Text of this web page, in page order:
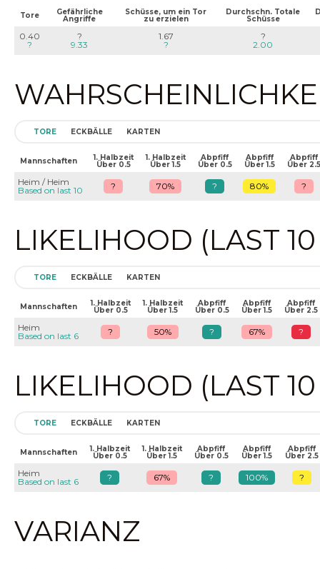
Tore Gefährliche
Angriffe
Schüsse, um ein Tor
zu erzielen
Durchschn. Totale
Schüsse
0.40
?
?
9.33
1.67
?
?
2.00
TORE ECKBÄLLE KARTEN
Mannschaften 1. Halbzeit
Über 0.5
1. Halbzeit
Über 1.5
Abpfiff
Über 0.5
Abpfiff
Über 1.5
Abpfiff
Über 2.5
Heim / Heim
Based on last 10
? 70% ? 80% ?
LIKELIHOOD (LAST
TORE ECKBÄLLE KARTEN
Mannschaften 1. Halbzeit
Über 0.5
1. Halbzeit
Über 1.5
Abpfiff
Über 0.5
Abpfiff
Über 1.5
Abpfiff
Über 2.5
Heim
Based on last 6
? 50% ? 67% ?
LIKELIHOOD (LAST
TORE ECKBÄLLE KARTEN
Mannschaften 1. Halbzeit
Über 0.5
1. Halbzeit
Über 1.5
Abpfiff
Über 0.5
Abpfiff
Über 1.5
Abpfiff
Über 2.5
Heim
Based on last 6
? 67% ? 100% ?
VARIANZ